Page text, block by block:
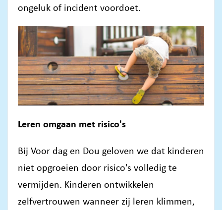
ongeluk of incident voordoet.
Leren omgaan met risico's
Bij Voor dag en Dou geloven we dat kinderen
niet opgroeien door risico's volledig te
vermijden. Kinderen ontwikkelen
zelfvertrouwen wanneer zij leren klimmen,